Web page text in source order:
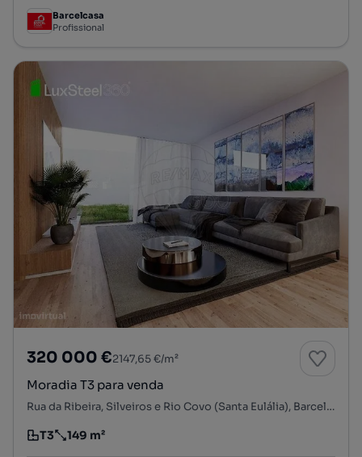
Barcelcasa
Profissional
320 000 €2147,65 €/m²
Moradia T3 para venda
Rua da Ribeira, Silveiros e Rio Covo (Santa Eulália), Barcelos, Braga
Tipologia
T3
Preço por metro quadrado
149 m²